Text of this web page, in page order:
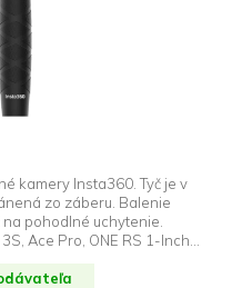
kamery Insta360. Tyč je v
zo záberu. Balenie
pohodlné uchytenie.
Ace Pro, ONE RS 1-Inch